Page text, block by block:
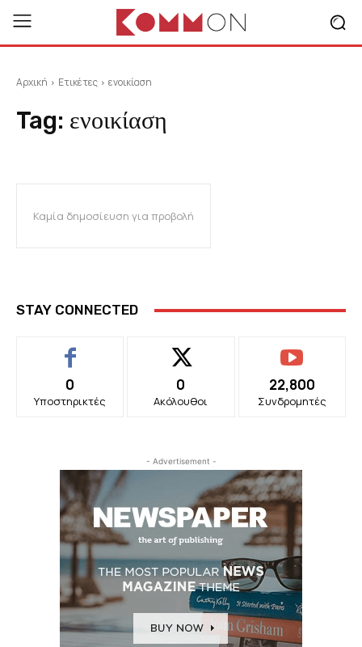
Αρχική Ετικέτες ενοικίαση
Tag: ενοικίαση
Καμία δημοσίευση για προβολή
STAY CONNECTED
0
Υποστηρικτές
0
Ακόλουθοι
22,800
Συνδρομητές
- Advertisement -